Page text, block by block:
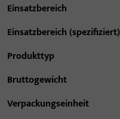
Einsatzbereich
Einsatzbereich (spezifiziert)
Produkttyp
Bruttogewicht
Verpackungseinheit